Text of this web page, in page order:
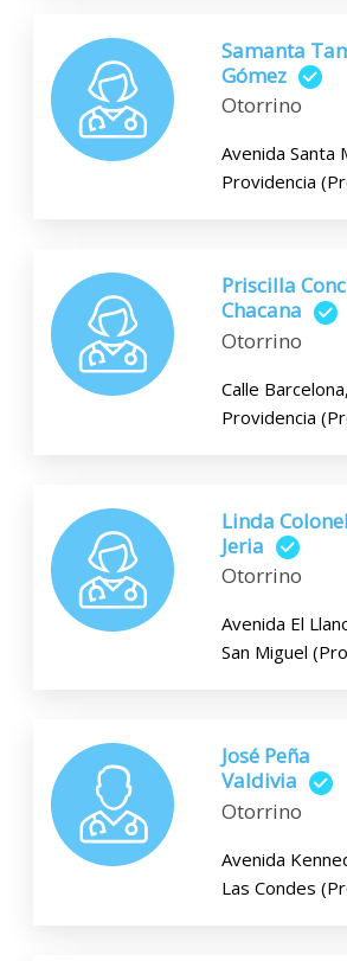
Samanta
Gómez
Otorrino
Avenida Santa
Providencia
Priscilla
Chacana
Otorrino
Calle
Providencia
Linda
Jeria
Otorrino
Avenida El
San Miguel
José Peña
Valdivia
Otorrino
Avenida
Las Condes